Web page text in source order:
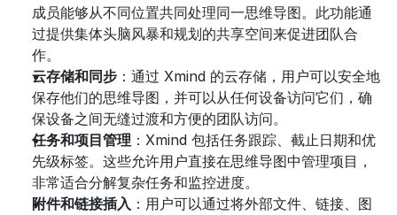
成员能够从不同位置共同处理同一思维导图。此功能通
过提供集体头脑风暴和规划的共享空间来促进团队合
作。
云存储和同步 ：通过 Xmind 的云存储，用户可以安全地
保存他们的思维导图，并可以从任何设备访问它们，确
保设备之间无缝过渡和方便的团队访问。
任务和项目管理 ：Xmind 包括任务跟踪、截止日期和优
先级标签。这些允许用户直接在思维导图中管理项目，
非常适合分解复杂任务和监控进度。
附件和链接插入 ：用户可以通过将外部文件、链接、图